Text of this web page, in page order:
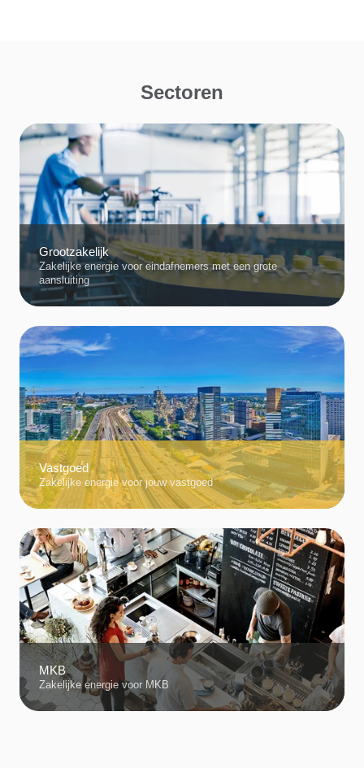
Sectoren
Grootzakelijk
Zakelijke energie voor eindafnemers met een grote
aansluiting
Vastgoed
Zakelijke energie voor jouw vastgoed
MKB
Zakelijke energie voor MKB